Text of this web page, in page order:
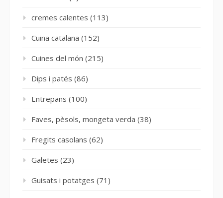
cremes calentes (113)
Cuina catalana (152)
Cuines del món (215)
Dips i patés (86)
Entrepans (100)
Faves, pèsols, mongeta verda (38)
Fregits casolans (62)
Galetes (23)
Guisats i potatges (71)